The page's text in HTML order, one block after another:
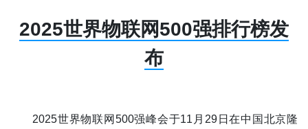
2025世界物联网500强排行榜发
布
2025世界物联网500强峰会于11月29日在中国北京隆